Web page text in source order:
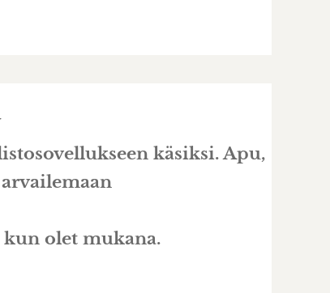
käsiksi. Apu,
kun olet mukana.